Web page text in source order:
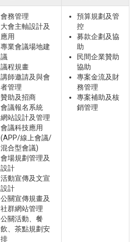
會務管理
大會主軸設計及
應用
專業會議場地建
議
議程規畫
講師邀請及與會
者管理
贊助及招商
會議報名系統
網站設計及管理
會議科技應用
(APP/線上會議/
混合型會議)
會場規劃管理及
設計
活動宣傳及文宣
設計
公關宣傳規畫及
社群網站管理
公關活動、餐
飲、茶點規劃安
排
預算規劃及管
控
募款企劃及協
助
民間企業贊助
協助
專案金流及財
務管理
專案補助及核
銷管理